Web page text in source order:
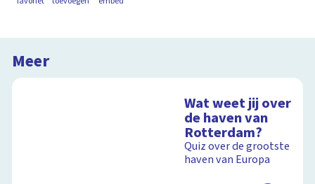
Meer
Wat weet jij over
de haven van
Rotterdam?
Quiz over de grootste
haven van Europa